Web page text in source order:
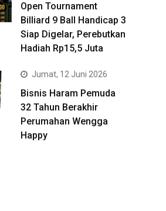
Open Tournament
Billiard 9 Ball Handicap 3
Siap Digelar, Perebutkan
Hadiah Rp15,5 Juta
Jumat, 12 Juni 2026
Bisnis Haram Pemuda
32 Tahun Berakhir
Perumahan Wengga
Happy